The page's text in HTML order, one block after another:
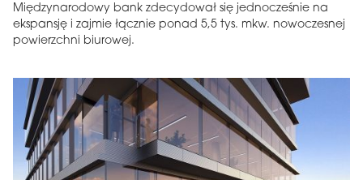
Międzynarodowy bank zdecydował się jednocześnie na
ekspansję i zajmie łącznie ponad 5,5 tys. mkw. nowoczesnej
powierzchni biurowej.